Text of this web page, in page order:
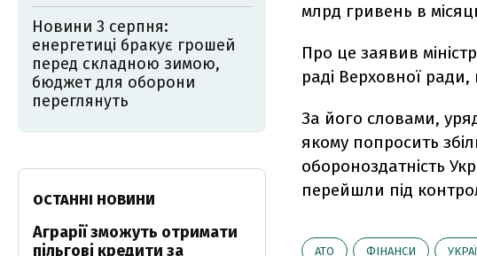
млрд гривень в
Про це заявив
раді Верховної ради,
За його словами,
якому попросить
обороноздатність
перейшли під
АТО ФІНАНСИ
Новини 3 серпня:
енергетиці бракує грошей
перед складною зимою,
бюджет для оборони
переглянуть
ОСТАННІ НОВИНИ
Аграрії зможуть отримати
пільгові кредити за